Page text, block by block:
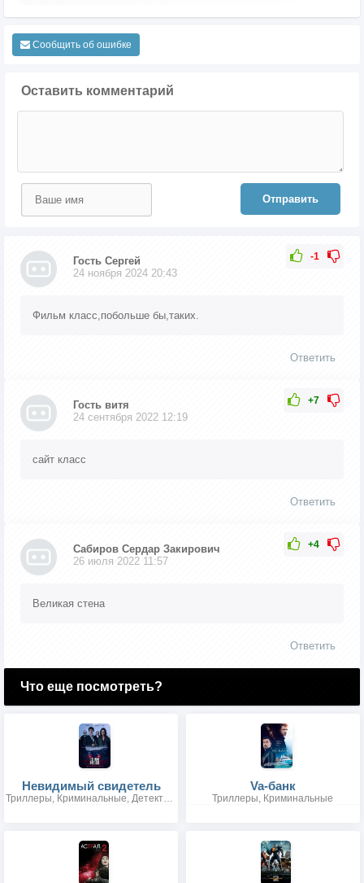
Сообщить об ошибке
Оставить комментарий
Отправить
-1
Гость Сергей
24 ноября 2024 20:43
Фильм класс,побольше бы,таких.
Ответить
+7
Гость витя
24 сентября 2022 12:19
сайт класс
Ответить
+4
Сабиров Сердар Закирович
26 июля 2022 11:57
Великая стена
Ответить
Что еще посмотреть?
Невидимый свидетель
Триллеры, Криминальные, Детективы
Va-банк
Триллеры, Криминальные